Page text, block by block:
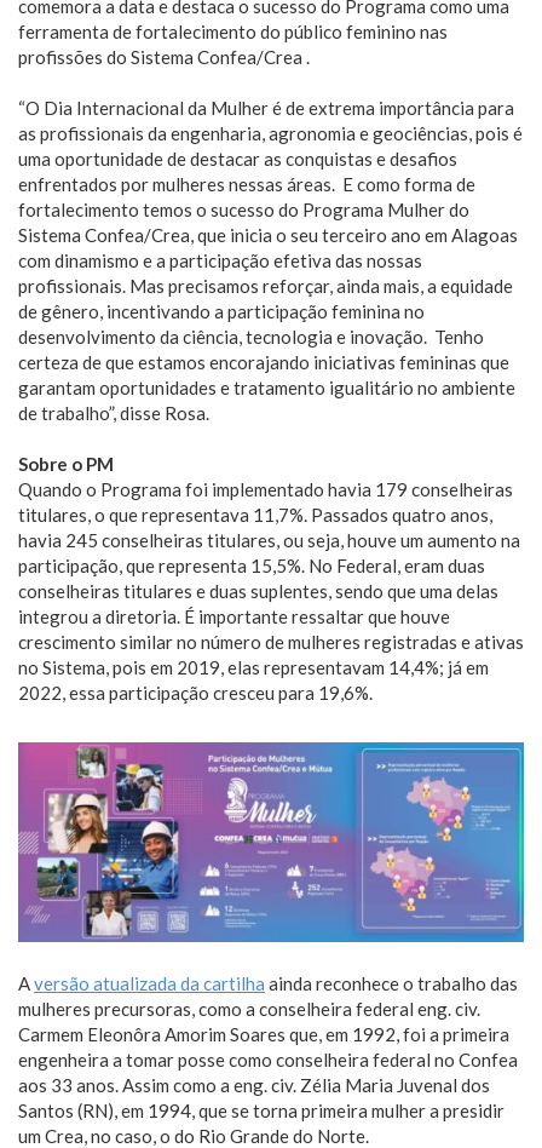
comemora a data e destaca o sucesso do Programa como uma
ferramenta de fortalecimento do público feminino nas
profissões do Sistema Confea/Crea .
“O Dia Internacional da Mulher é de extrema importância para
as profissionais da engenharia, agronomia e geociências, pois é
uma oportunidade de destacar as conquistas e desafios
enfrentados por mulheres nessas áreas. E como forma de
fortalecimento temos o sucesso do Programa Mulher do
Sistema Confea/Crea, que inicia o seu terceiro ano em Alagoas
com dinamismo e a participação efetiva das nossas
profissionais. Mas precisamos reforçar, ainda mais, a equidade
de gênero, incentivando a participação feminina no
desenvolvimento da ciência, tecnologia e inovação. Tenho
certeza de que estamos encorajando iniciativas femininas que
garantam oportunidades e tratamento igualitário no ambiente
de trabalho”, disse Rosa.
Sobre o PM
Quando o Programa foi implementado havia 179 conselheiras
titulares, o que representava 11,7%. Passados quatro anos,
havia 245 conselheiras titulares, ou seja, houve um aumento na
participação, que representa 15,5%. No Federal, eram duas
conselheiras titulares e duas suplentes, sendo que uma delas
integrou a diretoria. É importante ressaltar que houve
crescimento similar no número de mulheres registradas e ativas
no Sistema, pois em 2019, elas representavam 14,4%; já em
2022, essa participação cresceu para 19,6%.
Aversão atualizada da cartilha ainda reconhece o trabalho das
mulheres precursoras, como a conselheira federal eng. civ.
Carmem Eleonôra Amorim Soares que, em 1992, foi a primeira
engenheira a tomar posse como conselheira federal no Confea
aos 33 anos. Assim como a eng. civ. Zélia Maria Juvenal dos
Santos (RN), em 1994, que se torna primeira mulher a presidir
um Crea, no caso, o do Rio Grande do Norte.